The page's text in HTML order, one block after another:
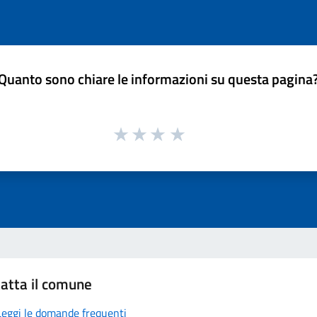
sono chiare le informazioni su questa
il comune
le domande frequenti